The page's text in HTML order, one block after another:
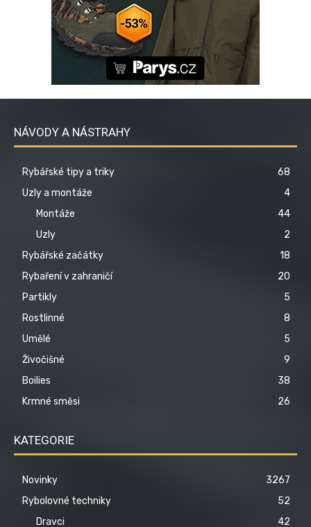
NÁVODY A NÁSTRAHY
Rybářské tipy a triky
68
Uzly a montáže
4
Montáže
44
Uzly
2
Rybářské začátky
18
Rybaření v zahraničí
20
Partikly
5
Rostlinné
8
Umělé
5
Živočišné
9
Boilies
38
Krmné směsi
26
KATEGORIE
Novinky
3267
Rybolovné techniky
52
Dravci
42